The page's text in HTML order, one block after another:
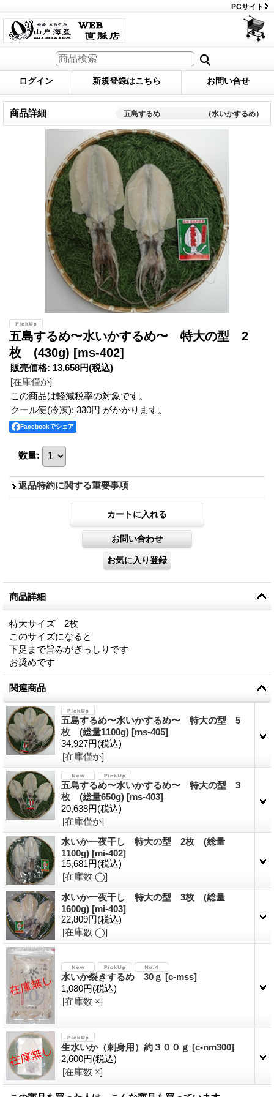
PCサイト
ログイン 新規登録はこちら お問い合せ
商品詳細 五島するめ （水いかするめ）
五島するめ〜水いかするめ〜 特大の型 2
枚 (430g) [ms-402]
販売価格: 13,658円(税込)
[在庫僅か]
この商品は軽減税率の対象です。
クール便(冷凍): 330円 がかかります。
Facebookでシェア
数量:
返品特約に関する重要事項
商品詳細
特大サイズ 2枚
このサイズになると
下足まで旨みがぎっしりです
お奨めです
関連商品
五島するめ〜水いかするめ〜 特大の型 5
枚 (総量1100g) [ms-405]
34,927円(税込)
[在庫僅か]
五島するめ〜水いかするめ〜 特大の型 3
枚 (総量650g) [ms-403]
20,638円(税込)
[在庫僅か]
水いか一夜干し 特大の型 2枚 (総量
1100g) [mi-402]
15,681円(税込)
[在庫数 ◯]
水いか一夜干し 特大の型 3枚 (総量
1600g) [mi-403]
22,809円(税込)
[在庫数 ◯]
水いか裂きするめ 30ｇ [c-mss]
1,080円(税込)
[在庫数 ×]
生水いか（刺身用）約３００ｇ [c-nm300]
2,600円(税込)
[在庫数 ×]